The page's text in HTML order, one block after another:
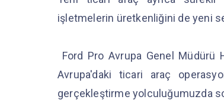
işletmelerin üretkenliğini de yeni
Ford Pro Avrupa Genel
Avrupa'daki ticari araç
gerçekleştirme yolculuğumuzda